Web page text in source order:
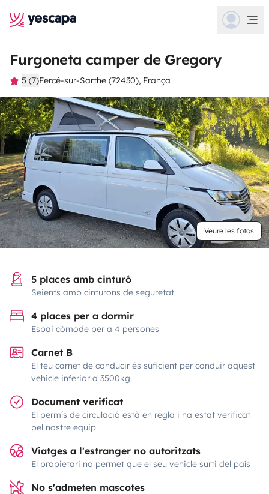
Furgoneta camper de Gregory
5 (7)Fercé-sur-Sarthe (72430), França
Veure les fotos
5 places amb cinturó
Seients amb cinturons de seguretat
4 places per a dormir
Espai còmode per a 4 persones
Carnet B
El teu carnet de conducir és suficient per conduir aquest
vehicle inferior a 3500kg.
Document verificat
El permís de circulació està en regla i ha estat verificat
pel nostre equip
Viatges a l'estranger no autoritzats
El propietari no permet que el seu vehicle surti del país
No s'admeten mascotes